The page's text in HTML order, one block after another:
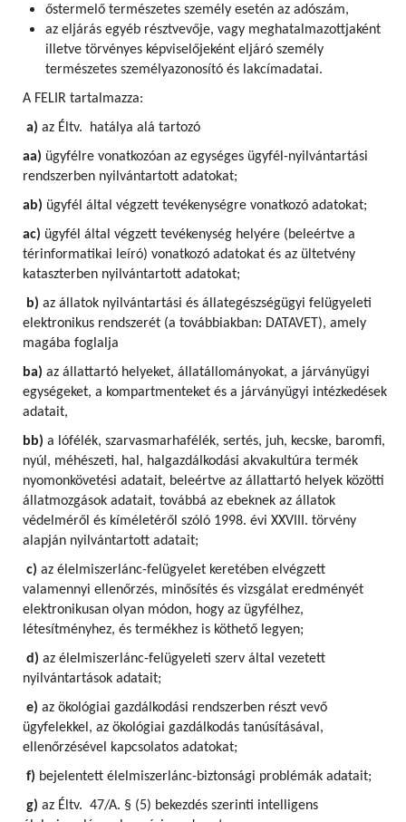
őstermelő természetes személy esetén az adószám,
az eljárás egyéb résztvevője, vagy meghatalmazottjaként
illetve törvényes képviselőjeként eljáró személy
természetes személyazonosító és lakcímadatai.
A FELIR tartalmazza:
a) az Éltv. hatálya alá tartozó
aa) ügyfélre vonatkozóan az egységes ügyfél-nyilvántartási
rendszerben nyilvántartott adatokat;
ab) ügyfél által végzett tevékenységre vonatkozó adatokat;
ac) ügyfél által végzett tevékenység helyére (beleértve a
térinformatikai leíró) vonatkozó adatokat és az ültetvény
kataszterben nyilvántartott adatokat;
b) az állatok nyilvántartási és állategészségügyi felügyeleti
elektronikus rendszerét (a továbbiakban: DATAVET), amely
magába foglalja
ba) az állattartó helyeket, állatállományokat, a járványügyi
egységeket, a kompartmenteket és a járványügyi intézkedések
adatait,
bb) a lófélék, szarvasmarhafélék, sertés, juh, kecske, baromfi,
nyúl, méhészeti, hal, halgazdálkodási akvakultúra termék
nyomonkövetési adatait, beleértve az állattartó helyek közötti
állatmozgások adatait, továbbá az ebeknek az állatok
védelméről és kíméletéről szóló 1998. évi XXVIII. törvény
alapján nyilvántartott adatait;
c) az élelmiszerlánc-felügyelet keretében elvégzett
valamennyi ellenőrzés, minősítés és vizsgálat eredményét
elektronikusan olyan módon, hogy az ügyfélhez,
létesítményhez, és termékhez is köthető legyen;
d) az élelmiszerlánc-felügyeleti szerv által vezetett
nyilvántartások adatait;
e) az ökológiai gazdálkodási rendszerben részt vevő
ügyfelekkel, az ökológiai gazdálkodás tanúsításával,
ellenőrzésével kapcsolatos adatokat;
f) bejelentett élelmiszerlánc-biztonsági problémák adatait;
g) az Éltv. 47/A. § (5) bekezdés szerinti intelligens